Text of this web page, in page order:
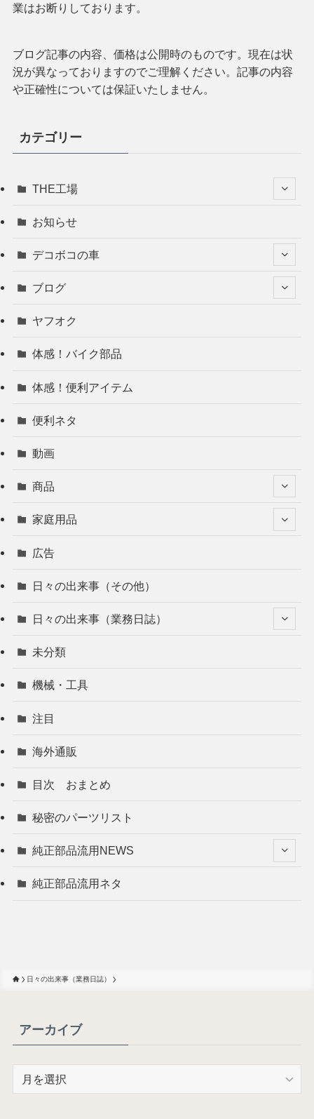
業はお断りしております。
ブログ記事の内容、価格は公開時のものです。現在は状
況が異なっておりますのでご理解ください。記事の内容
や正確性については保証いたしません。
カテゴリー
THE工場
お知らせ
デコボコの車
ブログ
ヤフオク
体感！バイク部品
体感！便利アイテム
便利ネタ
動画
商品
家庭用品
広告
日々の出来事（その他）
日々の出来事（業務日誌）
未分類
機械・工具
注目
海外通販
目次 おまとめ
秘密のパーツリスト
純正部品流用NEWS
純正部品流用ネタ
日々の出来事（業務日誌）
アーカイブ